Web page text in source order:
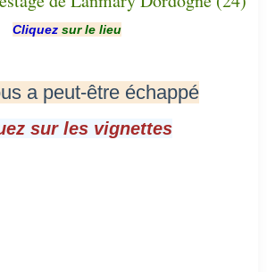
Cliquez sur le lieu
a peut-être échappé
sur les vignettes